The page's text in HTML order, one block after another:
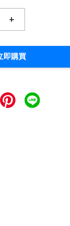
+
即購買